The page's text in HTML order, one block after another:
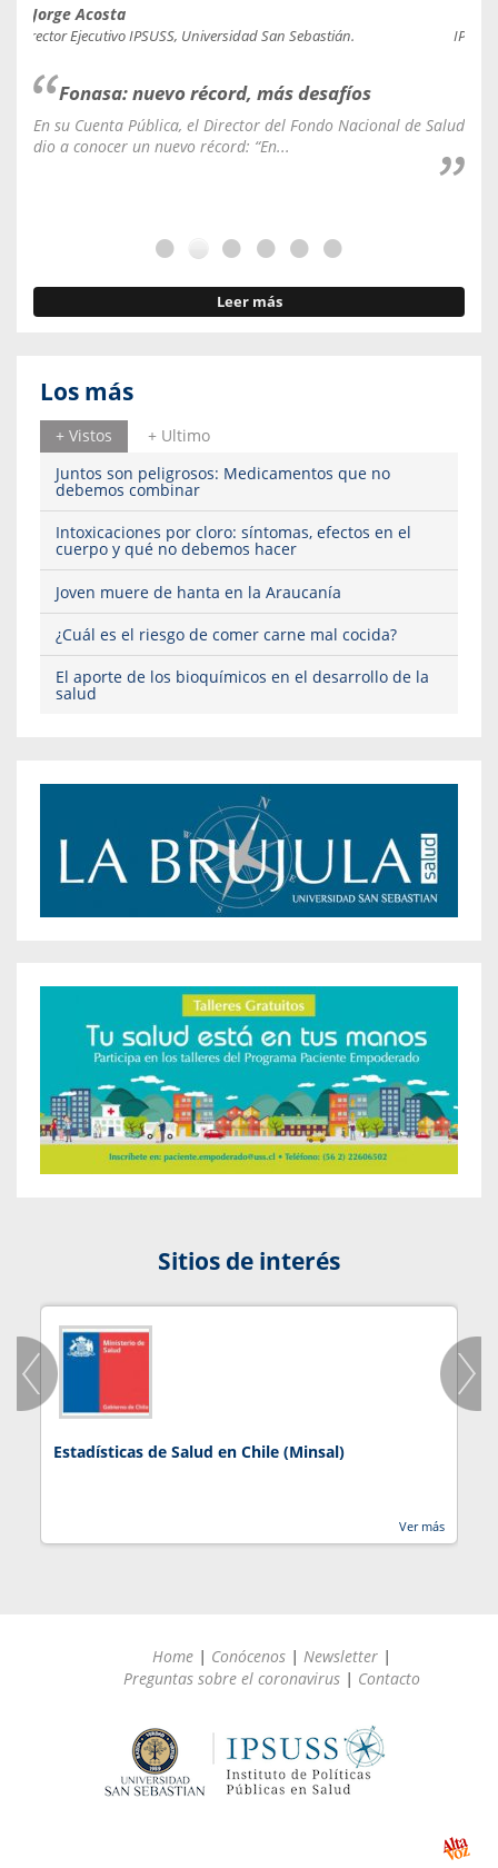
Jorge Acosta
Director Ejecutivo IPSUSS, Universidad San Sebastián.
Fonasa: nuevo récord, más desafíos
En su Cuenta Pública, el Director del Fondo Nacional de Salud
dio a conocer un nuevo récord: “En...
Leer más
Los más
+ Vistos
+ Ultimo
Juntos son peligrosos: Medicamentos que no
debemos combinar
Intoxicaciones por cloro: síntomas, efectos en el
cuerpo y qué no debemos hacer
Joven muere de hanta en la Araucanía
¿Cuál es el riesgo de comer carne mal cocida?
El aporte de los bioquímicos en el desarrollo de la
salud
Sitios de interés
Estadísticas de Salud en Chile (Minsal)
Ver más
Home | Conócenos | Newsletter |
Preguntas sobre el coronavirus | Contacto